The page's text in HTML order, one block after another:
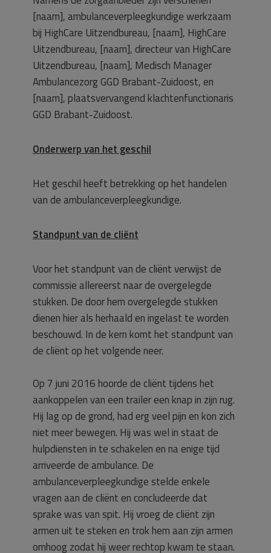
[naam], ambulanceverpleegkundige werkzaam
bij HighCare Uitzendbureau, [naam], HighCare
Uitzendbureau, [naam], directeur van HighCare
Uitzendbureau, [naam], Medisch Manager
Ambulancezorg GGD Brabant-Zuidoost, en
[naam], plaatsvervangend klachtenfunctionaris
GGD Brabant-Zuidoost.
Onderwerp van het geschil
Het geschil heeft betrekking op het handelen
van de ambulanceverpleegkundige.
Standpunt van de cliënt
Voor het standpunt van de cliënt verwijst de
commissie allereerst naar de overgelegde
stukken. De door hem overgelegde stukken
dienen hier als herhaald en ingelast te worden
beschouwd. In de kern komt het standpunt van
de cliënt op het volgende neer.
Op 7 juni 2016 hoorde de cliënt tijdens het
aankoppelen van een trailer een knap in zijn rug.
Hij lag op de grond, had erg veel pijn en kon zich
niet meer bewegen. Hij was wel in staat de
hulpdiensten in te schakelen en na enige tijd
arriveerde de ambulance. De
ambulanceverpleegkundige stelde enkele
vragen aan de cliënt en concludeerde dat
sprake was van spit. Hij vroeg de cliënt zijn
armen uit te steken en trok hem aan zijn armen
omhoog zodat hij weer rechtop kwam te staan.